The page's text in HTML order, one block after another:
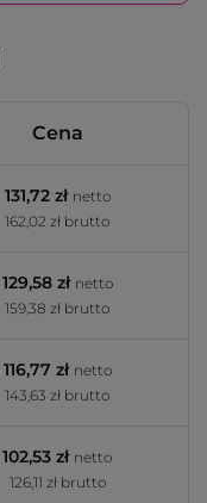
Cena
131,72 zł netto
162,02 zł brutto
129,58 zł netto
159,38 zł brutto
116,77 zł netto
143,63 zł brutto
102,53 zł netto
126,11 zł brutto